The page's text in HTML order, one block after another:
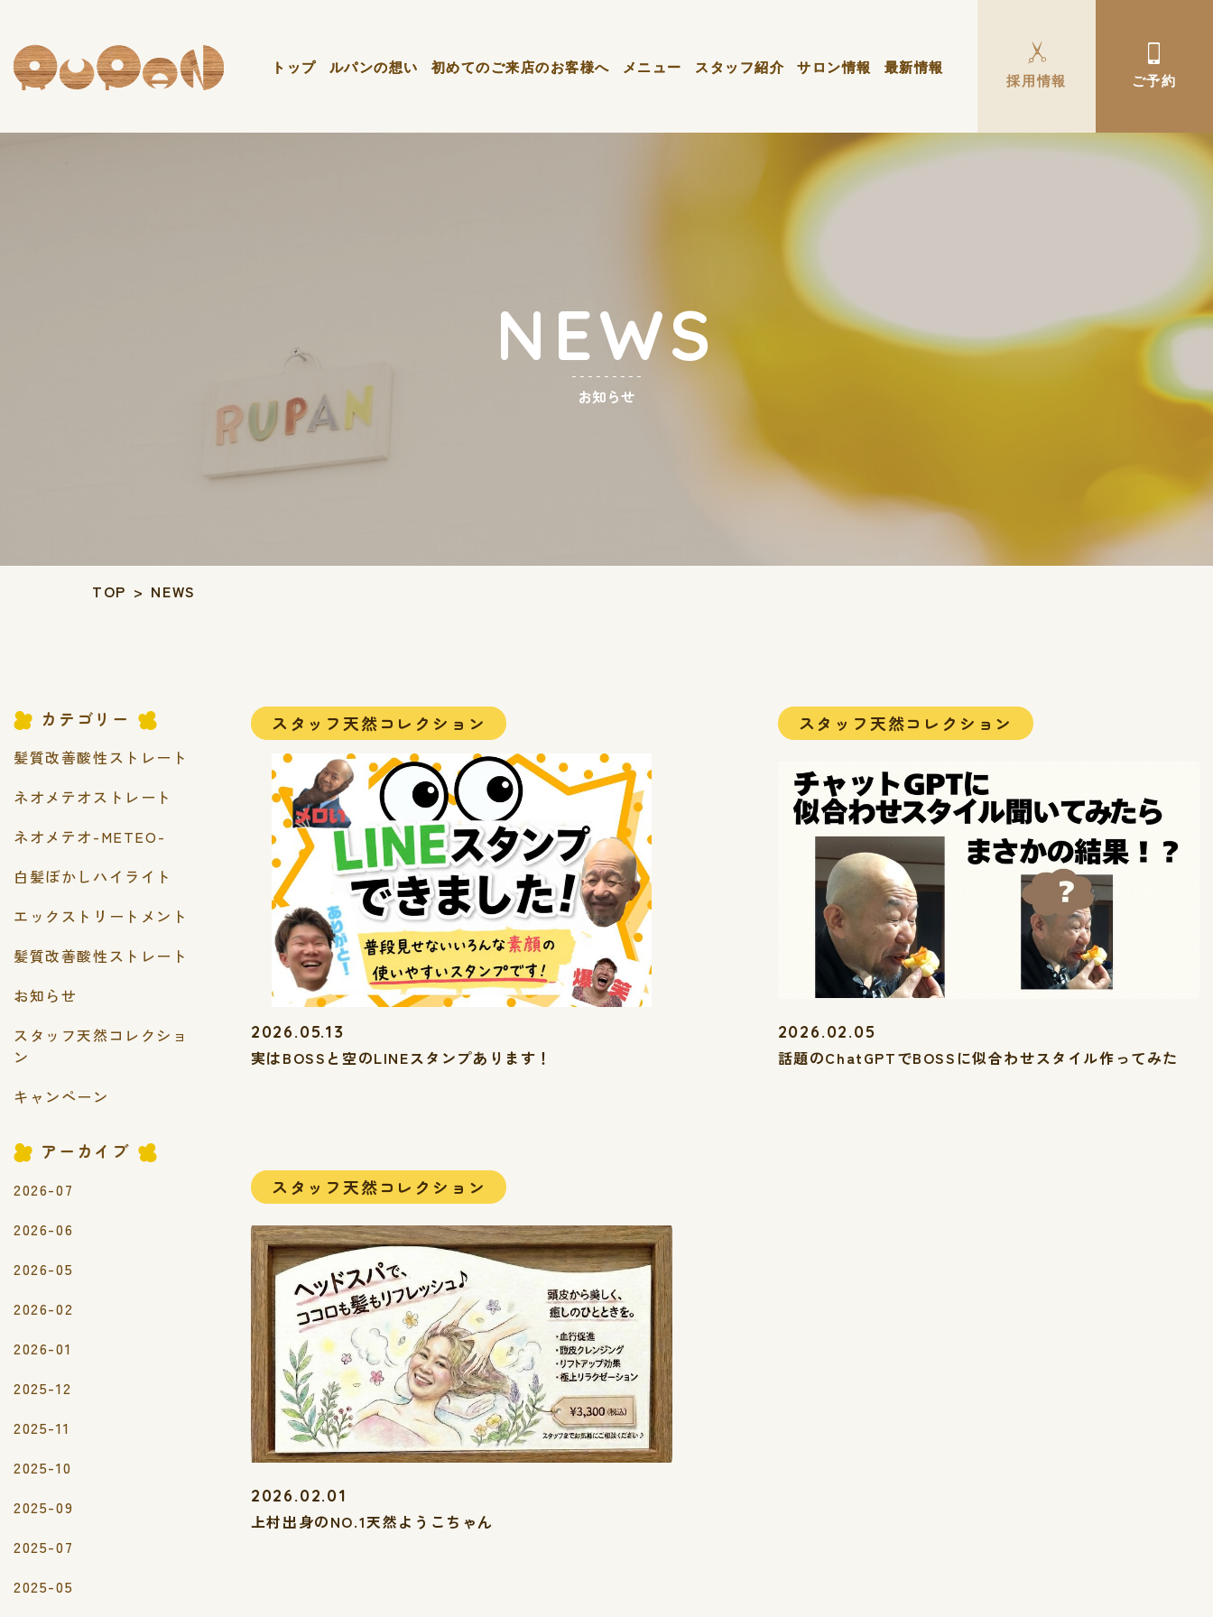
トップ ルパンの想い 初めてのご来店のお客様へ メニュー スタッフ紹介 サロン情報 最新情報
採用情報 ご予約
NEWS
お知らせ
TOP > NEWS
カテゴリー
髪質改善酸性ストレート
ネオメテオストレート
ネオメテオ-METEO-
白髪ぼかしハイライト
エックストリートメント
髪質改善酸性ストレート
お知らせ
スタッフ天然コレクショ
ン
キャンペーン
アーカイブ
2026-07
2026-06
2026-05
2026-02
2026-01
2025-12
2025-11
2025-10
2025-09
2025-07
2025-05
スタッフ天然コレクション
2026.05.13
実はBOSSと空のLINEスタンプあります！
スタッフ天然コレクション
2026.02.05
話題のChatGPTでBOSSに似合わせスタイル作ってみた
スタッフ天然コレクション
2026.02.01
上村出身のNO.1天然ようこちゃん
トップ ルパンの想い 初めてのご来店のお客様へ メニュー スタッフ紹介 サロン情報 最新情報
採用情報 ご予約